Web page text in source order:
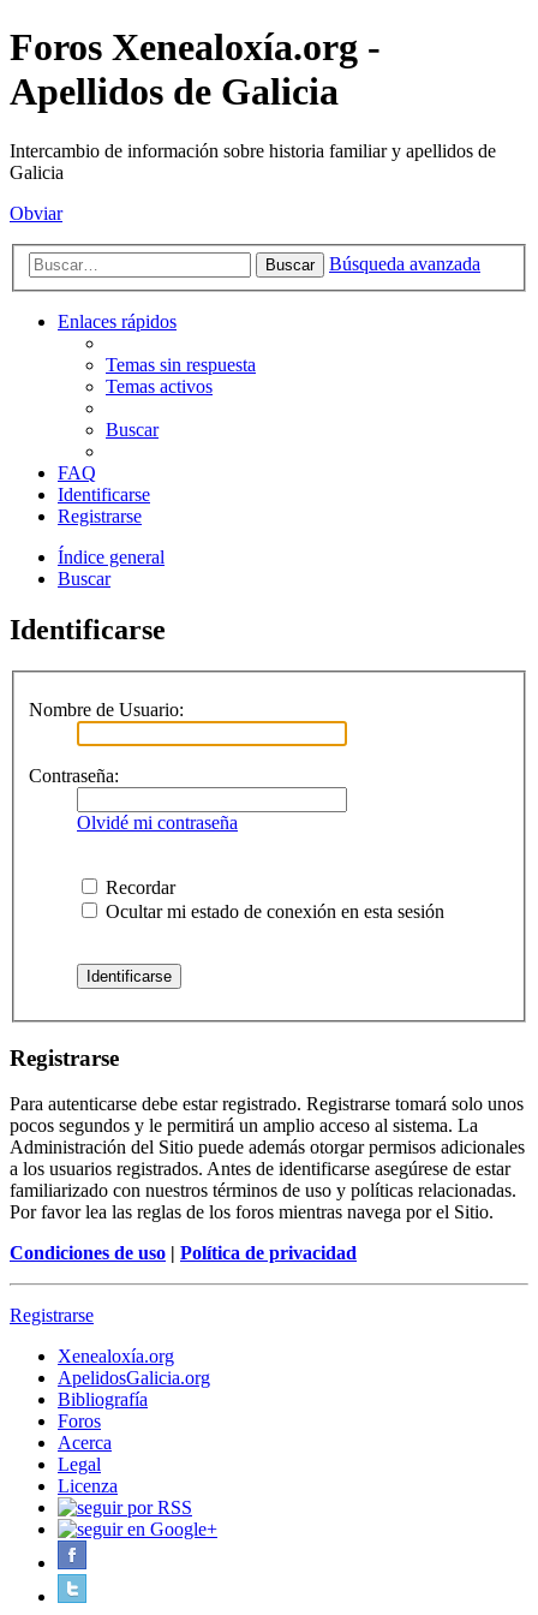
Foros Xenealoxía.org -
Apellidos de Galicia
Intercambio de información sobre historia familiar y apellidos de
Galicia
Obviar
Buscar Búsqueda avanzada
Enlaces rápidos
Temas sin respuesta
Temas activos
Buscar
FAQ
Identificarse
Registrarse
Índice general
Buscar
Identificarse
Nombre de Usuario:
Contraseña:
Olvidé mi contraseña
Recordar
Ocultar mi estado de conexión en esta sesión
Registrarse
Para autenticarse debe estar registrado. Registrarse tomará solo unos
pocos segundos y le permitirá un amplio acceso al sistema. La
Administración del Sitio puede además otorgar permisos adicionales
a los usuarios registrados. Antes de identificarse asegúrese de estar
familiarizado con nuestros términos de uso y políticas relacionadas.
Por favor lea las reglas de los foros mientras navega por el Sitio.
Condiciones de uso | Política de privacidad
Registrarse
Xenealoxía.org
ApelidosGalicia.org
Bibliografía
Foros
Acerca
Legal
Licenza